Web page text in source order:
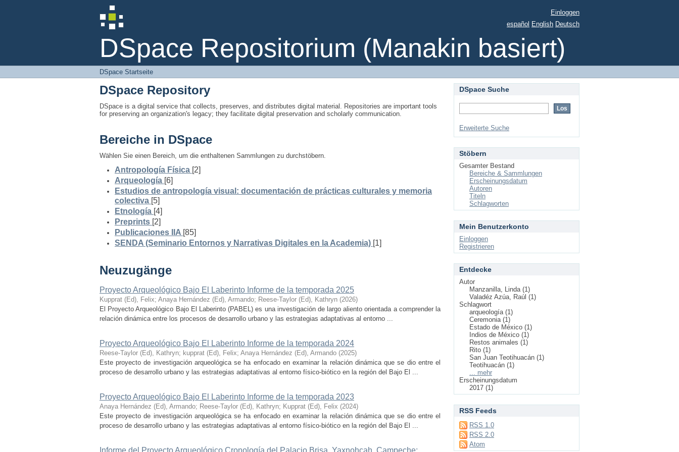
DSpace Repositorium (Manakin basiert)
DSpace Startseite
Einloggen
español English Deutsch
DSpace Startseite
DSpace Repository
DSpace is a digital service that collects, preserves, and distributes digital material. Repositories are important tools
for preserving an organization's legacy; they facilitate digital preservation and scholarly communication.
Bereiche in DSpace
Wählen Sie einen Bereich, um die enthaltenen Sammlungen zu durchstöbern.
Antropología Física [2]
Arqueología [6]
Estudios de antropología visual: documentación de prácticas culturales y memoria
colectiva [5]
Etnología [4]
Preprints [2]
Publicaciones IIA [85]
SENDA (Seminario Entornos y Narrativas Digitales en la Academia) [1]
Neuzugänge
Proyecto Arqueológico Bajo El Laberinto Informe de la temporada 2025
Kupprat (Ed), Felix; Anaya Hernández (Ed), Armando; Reese-Taylor (Ed), Kathryn (2026)
El Proyecto Arqueológico Bajo El Laberinto (PABEL) es una investigación de largo aliento orientada a comprender la
relación dinámica entre los procesos de desarrollo urbano y las estrategias adaptativas al entorno ...
Proyecto Arqueológico Bajo El Laberinto Informe de la temporada 2024
Reese-Taylor (Ed), Kathryn; kupprat (Ed), Felix; Anaya Hernández (Ed), Armando (2025)
Este proyecto de investigación arqueológica se ha enfocado en examinar la relación dinámica que se dio entre el
proceso de desarrollo urbano y las estrategias adaptativas al entorno físico-biótico en la región del Bajo El ...
Proyecto Arqueológico Bajo El Laberinto Informe de la temporada 2023
Anaya Hernández (Ed), Armando; Reese-Taylor (Ed), Kathryn; Kupprat (Ed), Felix (2024)
Este proyecto de investigación arqueológica se ha enfocado en examinar la relación dinámica que se dio entre el
proceso de desarrollo urbano y las estrategias adaptativas al entorno físico-biótico en la región del Bajo El ...
Informe del Proyecto Arqueológico Cronología del Palacio Brisa, Yaxnohcah, Campeche:
DSpace Suche
Erweiterte Suche
Stöbern
Gesamter Bestand
Bereiche & Sammlungen
Erscheinungsdatum
Autoren
Titeln
Schlagworten
Mein Benutzerkonto
Einloggen
Registrieren
Entdecke
Autor
Manzanilla, Linda (1)
Valadéz Azúa, Raúl (1)
Schlagwort
arqueología (1)
Ceremonia (1)
Estado de México (1)
Indios de México (1)
Restos animales (1)
Rito (1)
San Juan Teotihuacán (1)
Teotihuacán (1)
... mehr
Erscheinungsdatum
2017 (1)
RSS Feeds
RSS 1.0
RSS 2.0
Atom